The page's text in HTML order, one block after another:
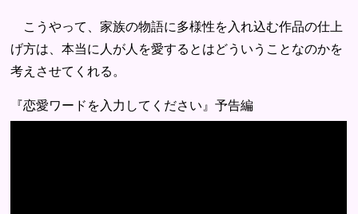
こうやって、家族の物語に多様性を入れ込む作品の仕上
げ方は、本当に人が人を愛するとはどういうことなのかを
考えさせてくれる。
『恋愛ワードを入力してください』予告編